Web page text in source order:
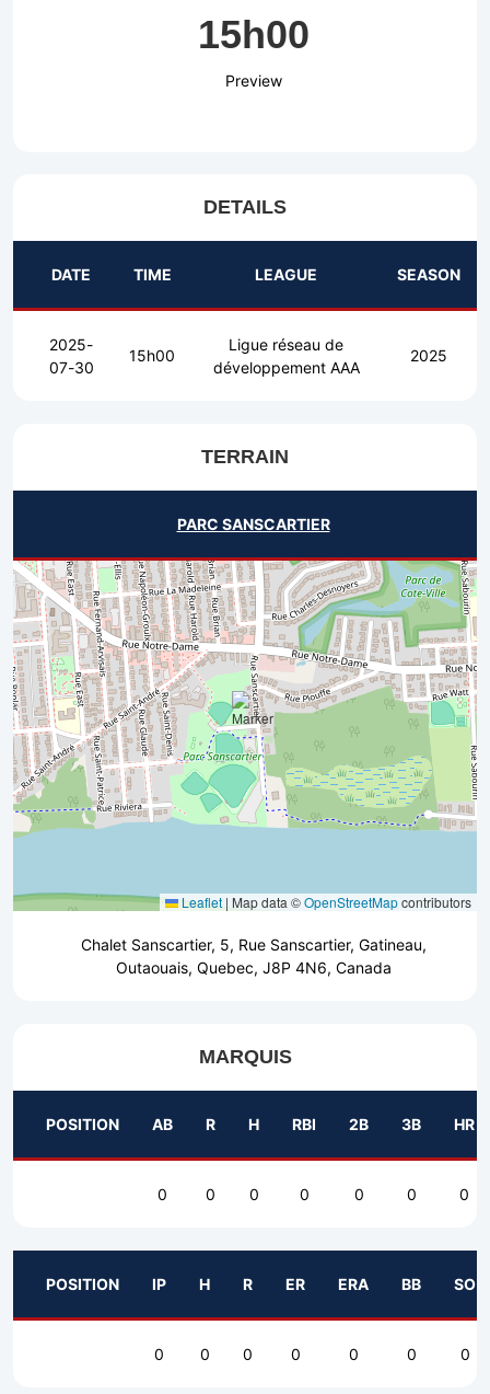
15h00
Preview
DETAILS
DATE TIME LEAGUE SEASON
2025-
07-30
15h00
Ligue réseau de
développement AAA
2025
TERRAIN
PARC SANSCARTIER
Leaflet | Map data ©OpenStreetMapcontributors
Chalet Sanscartier, 5, Rue Sanscartier, Gatineau,
Outaouais, Quebec, J8P 4N6, Canada
MARQUIS
POSITION AB R H RBI 2B 3B HR
0 0 0 0 0 0 0
POSITION IP H R ER ERA BB SO
0 0 0 0 0 0 0